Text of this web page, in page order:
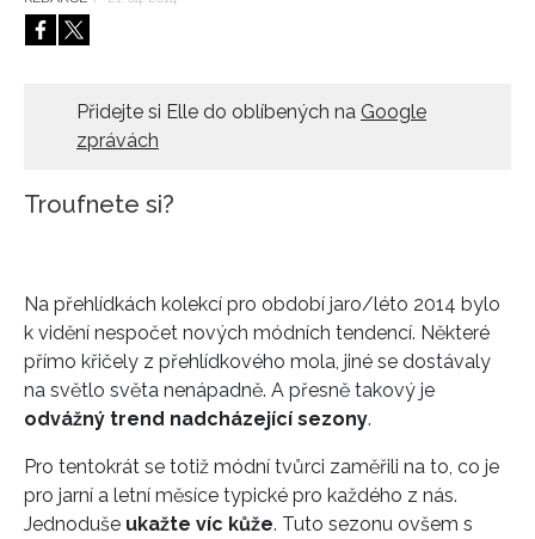
HOME
Přidejte si Elle do oblíbených na Google
zprávách
Troufnete si?
Na přehlídkách kolekcí pro období jaro/léto 2014 bylo
k vidění nespočet nových módních tendencí. Některé
přímo křičely z přehlídkového mola, jiné se dostávaly
na světlo světa nenápadně. A přesně takový je
odvážný trend nadcházející sezony.
Pro tentokrát se totiž módní tvůrci zaměřili na to, co je
pro jarní a letní měsíce typické pro každého z nás.
Jednoduše ukažte víc kůže. Tuto sezonu ovšem s